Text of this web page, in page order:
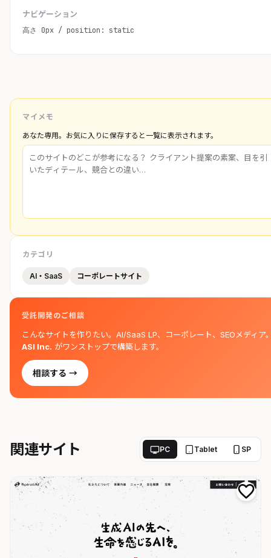
ナビゲーション
高さ 0px / position: static
マイメモ
あなた専用。お気に入りに保存すると一覧に表示されます。
カテゴリ
AI・SaaS コーポレートサイト
受託開発のご相談
こんなサイトを作りたい。AI/SaaS LP、コーポレート、SEOメディア
ASI Inc. がワンストップで構築します。
相談する →
関連サイト PC Tablet SP